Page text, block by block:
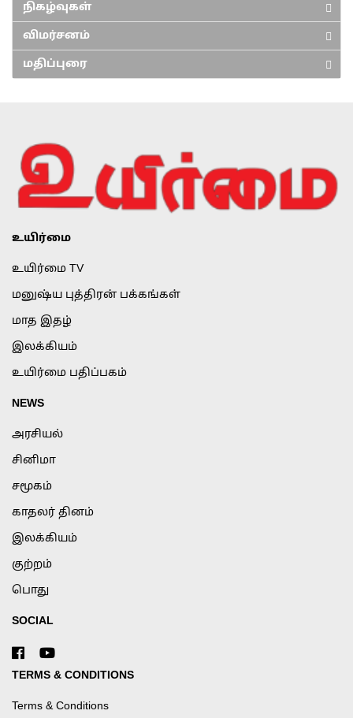
நிகழ்வுகள்
விமர்சனம்
மதிப்புரை
உயிர்மை
உயிர்மை TV
மனுஷ்ய புத்திரன் பக்கங்கள்
மாத இதழ்
இலக்கியம்
உயிர்மை பதிப்பகம்
NEWS
அரசியல்
சினிமா
சமூகம்
காதலர் தினம்
இலக்கியம்
குற்றம்
பொது
SOCIAL
TERMS & CONDITIONS
Terms & Conditions